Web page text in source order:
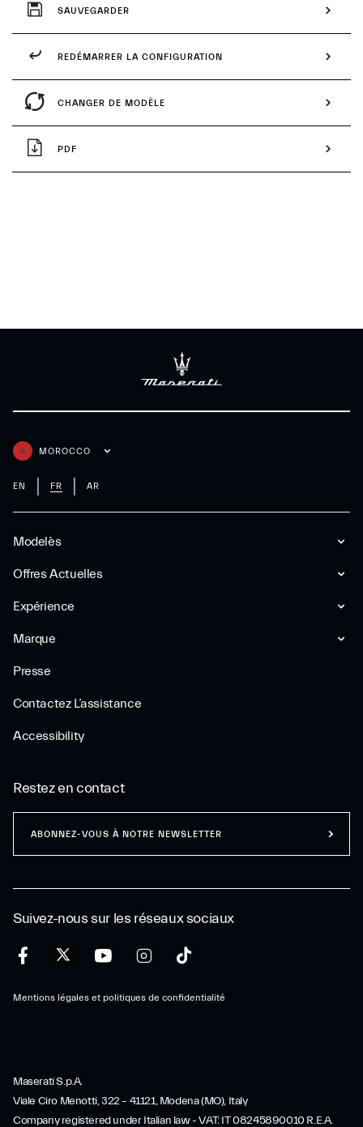
SAUVEGARDER
REDÉMARRER LA CONFIGURATION
CHANGER DE MODÈLE
PDF
Modelès
Offres Actuelles
Expérience
Marque
Presse
Contactez L’assistance
Accessibility
MOROCCO
EN FR AR
Suivez-nous sur les réseaux sociaux
Mentions légales et politiques de confidentialité
Restez en contact
ABONNEZ-VOUS À NOTRE NEWSLETTER
Maserati S.p.A.
Viale Ciro Menotti, 322 – 41121, Modena (MO), Italy
Company registered under Italian law - VAT: IT 08245890010 R.E.A.